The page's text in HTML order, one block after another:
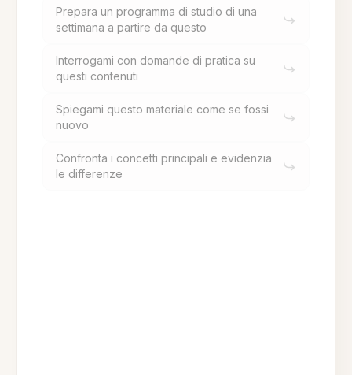
Prepara un programma di studio di una
settimana a partire da questo
Interrogami con domande di pratica su
questi contenuti
Spiegami questo materiale come se fossi
nuovo
Confronta i concetti principali e evidenzia
le differenze